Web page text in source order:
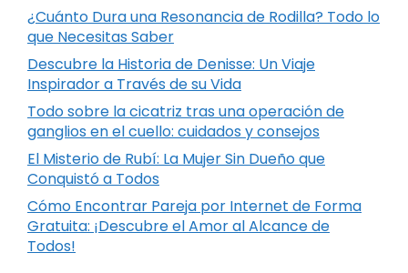
¿Cuánto Dura una Resonancia de Rodilla? Todo lo
que Necesitas Saber
Descubre la Historia de Denisse: Un Viaje
Inspirador a Través de su Vida
Todo sobre la cicatriz tras una operación de
ganglios en el cuello: cuidados y consejos
El Misterio de Rubí: La Mujer Sin Dueño que
Conquistó a Todos
Cómo Encontrar Pareja por Internet de Forma
Gratuita: ¡Descubre el Amor al Alcance de
Todos!